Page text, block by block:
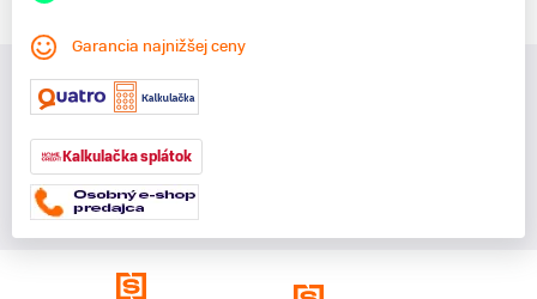
Garancia najnižšej ceny
Kalkulačka splátok